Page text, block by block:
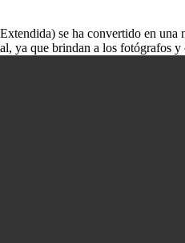
se ha convertido en
ya que brindan a los